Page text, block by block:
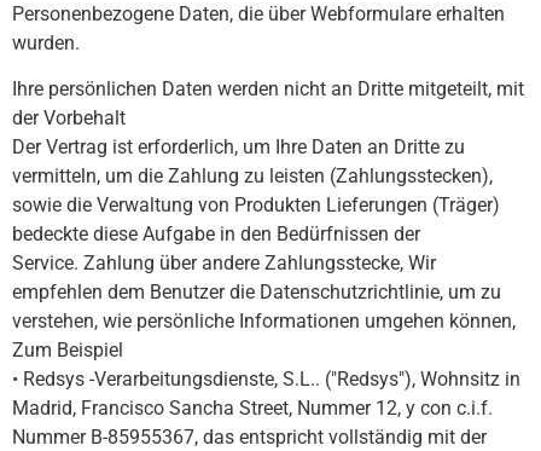
Personenbezogene Daten, die über Webformulare erhalten
wurden.
Ihre persönlichen Daten werden nicht an Dritte mitgeteilt, mit
der Vorbehalt
Der Vertrag ist erforderlich, um Ihre Daten an Dritte zu
vermitteln, um die Zahlung zu leisten (Zahlungsstecken),
sowie die Verwaltung von Produkten Lieferungen (Träger)
bedeckte diese Aufgabe in den Bedürfnissen der
Service. Zahlung über andere Zahlungsstecke, Wir
empfehlen dem Benutzer die Datenschutzrichtlinie, um zu
verstehen, wie persönliche Informationen umgehen können,
Zum Beispiel
• Redsys -Verarbeitungsdienste, S.L.. ("Redsys"), Wohnsitz in
Madrid, Francisco Sancha Street, Nummer 12, y con c.i.f.
Nummer B-85955367, das entspricht vollständig mit der